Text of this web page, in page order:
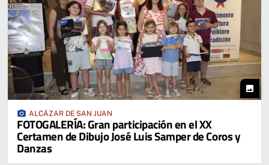
photo
photo_camera ALCÁZAR DE SAN JUAN
FOTOGALERÍA: Gran participación en el XX
Certamen de Dibujo José Luis Samper de Coros y
Danzas